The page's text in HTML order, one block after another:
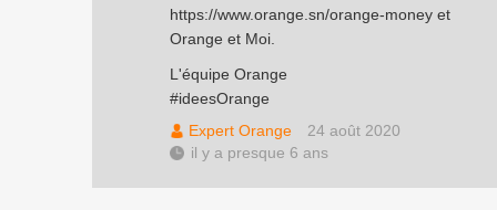
https://www.orange.sn/orange-money et
Orange et Moi.
L'équipe Orange
#ideesOrange
Expert Orange
24 août 2020
il y a presque 6 ans